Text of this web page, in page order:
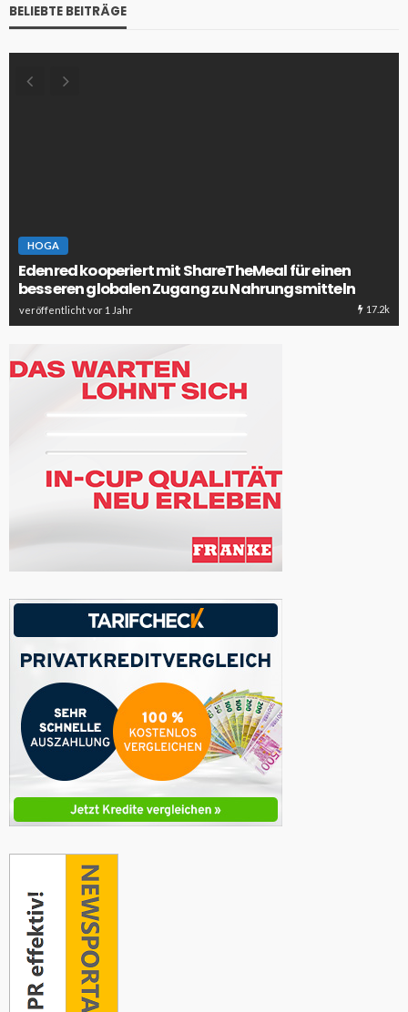
BELIEBTE BEITRÄGE
HOGA
Edenred kooperiert mit ShareTheMeal für einen
besseren globalen Zugang zu Nahrungsmitteln
veröffentlicht vor 1 Jahr 17.2k